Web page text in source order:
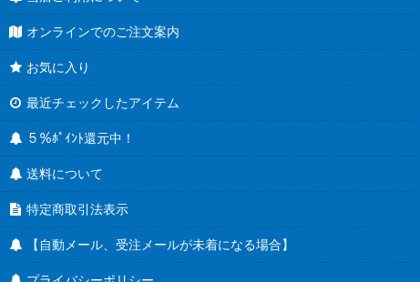
オンラインでのご注文案内
お気に入り
最近チェックしたアイテム
５％ﾎﾟｲﾝﾄ還元中！
送料について
特定商取引法表示
【自動メール、受注メールが未着になる場合】